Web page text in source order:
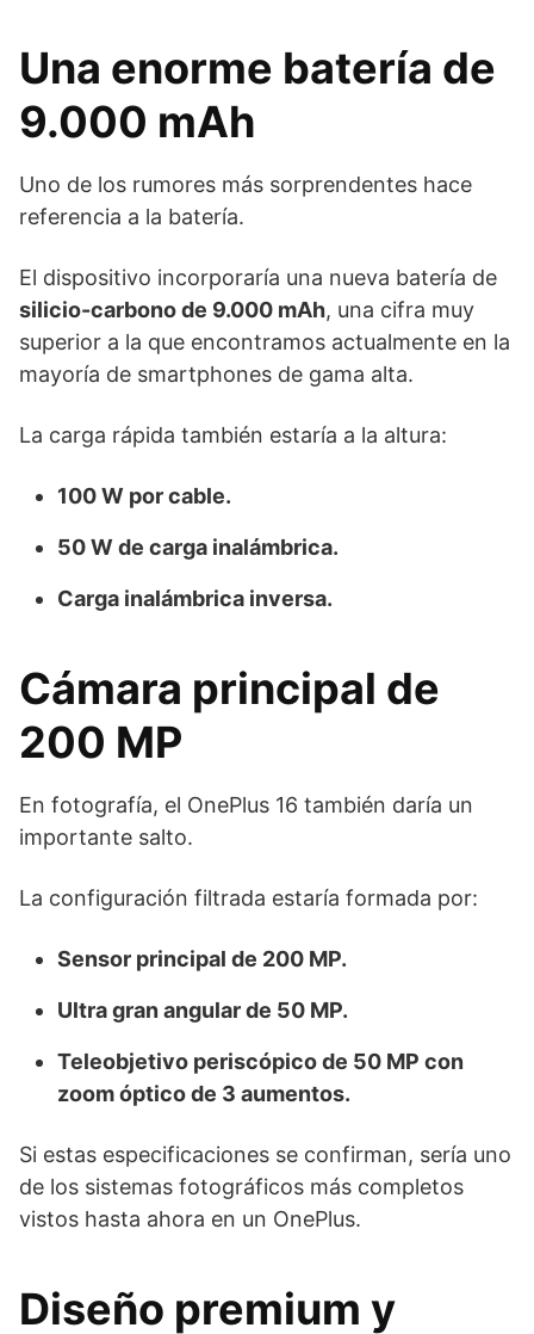
Una enorme batería de
9.000 mAh
Uno de los rumores más sorprendentes hace
referencia a la batería.
El dispositivo incorporaría una nueva batería de
silicio-carbono de 9.000 mAh, una cifra muy
superior a la que encontramos actualmente en la
mayoría de smartphones de gama alta.
La carga rápida también estaría a la altura:
100 W por cable.
50 W de carga inalámbrica.
Carga inalámbrica inversa.
Cámara principal de
200 MP
En fotografía, el OnePlus 16 también daría un
importante salto.
La configuración filtrada estaría formada por:
Sensor principal de 200 MP.
Ultra gran angular de 50 MP.
Teleobjetivo periscópico de 50 MP con
zoom óptico de 3 aumentos.
Si estas especificaciones se confirman, sería uno
de los sistemas fotográficos más completos
vistos hasta ahora en un OnePlus.
Diseño premium y